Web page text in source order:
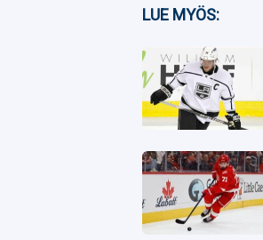
Facebook
Twitter
Whatsapp
LUE MYÖS: